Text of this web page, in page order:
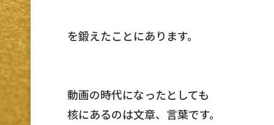
を鍛えたことにあります。
動画の時代になったとしても
核にあるのは文章、言葉です。